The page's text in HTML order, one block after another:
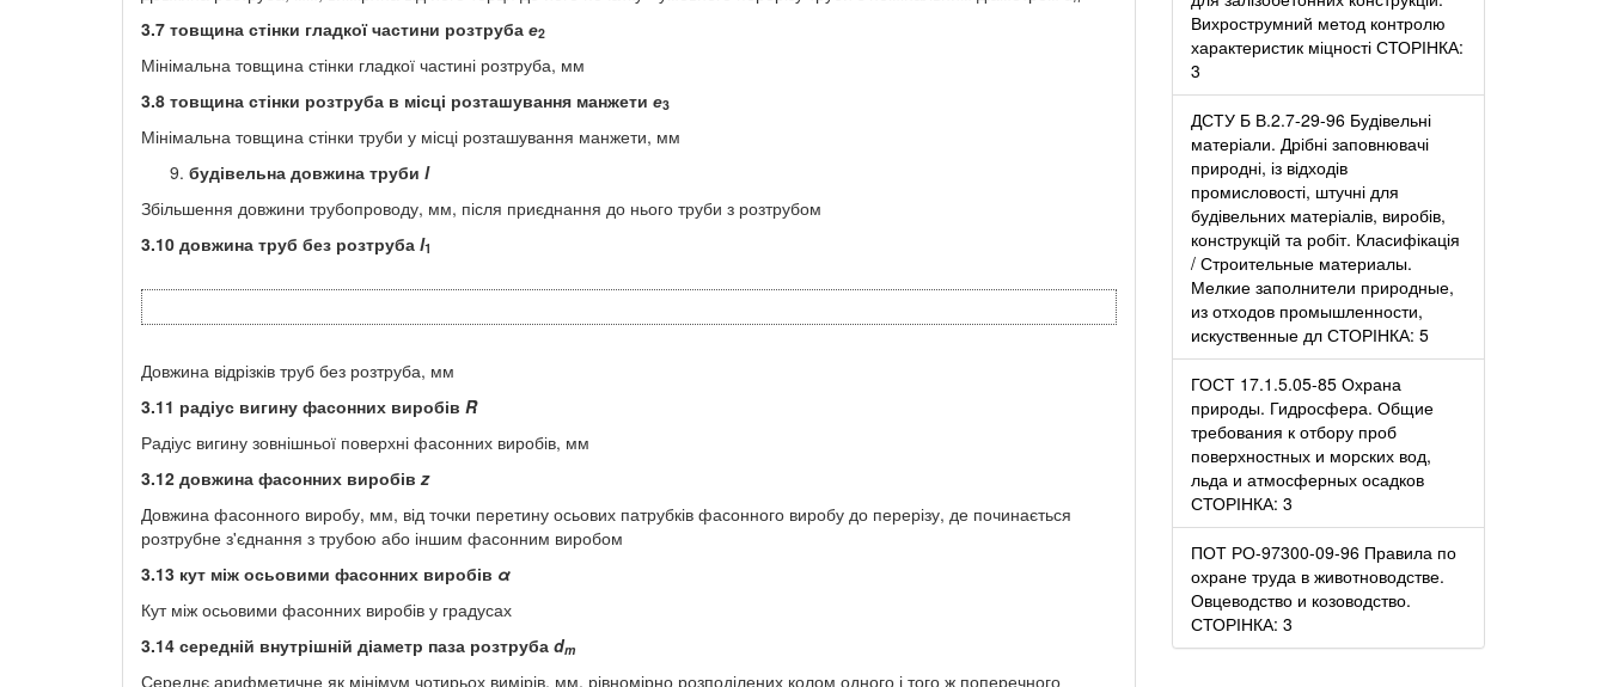
3.7 товщина стінки гладкої частини розтруба е2
Мінімальна товщина стінки гладкої частині розтруба, мм
3.8 товщина стінки розтруба в місці розташування манжети е3
Мінімальна товщина стінки труби у місці розташування манжети, мм
будівельна довжина труби l
Збільшення довжини трубопроводу, мм, після приєднання до нього труби з розтрубом
3.10 довжина труб без розтруба l1
Довжина відрізків труб без розтруба, мм
3.11 радіус вигину фасонних виробів R
Радіус вигину зовнішньої поверхні фасонних виробів, мм
3.12 довжина фасонних виробів z
Довжина фасонного виробу, мм, від точки перетину осьових патрубків фасонного виробу до перерізу, де починається
розтрубне з'єднання з трубою або іншим фасонним виробом
3.13 кут між осьовими фасонних виробів α
Кут між осьовими фасонних виробів у градусах
3.14 середній внутрішній діаметр паза розтруба dm
Середнє арифметичне як мінімум чотирьох вимірів, мм, рівномірно розподілених колом одного і того ж поперечного
Вихрострумний метод контролю
характеристик міцності СТОРІНКА:
3
ДСТУ Б В.2.7-29-96 Будівельні
матеріали. Дрібні заповнювачі
природні, із відходів
промисловості, штучні для
будівельних матеріалів, виробів,
конструкцій та робіт. Класифікація
/ Строительные материалы.
Мелкие заполнители природные,
из отходов промышленности,
искуственные дл СТОРІНКА: 5
ГОСТ 17.1.5.05-85 Охрана
природы. Гидросфера. Общие
требования к отбору проб
поверхностных и морских вод,
льда и атмосферных осадков
СТОРІНКА: 3
ПОТ РО-97300-09-96 Правила по
охране труда в животноводстве.
Овцеводство и козоводство.
СТОРІНКА: 3